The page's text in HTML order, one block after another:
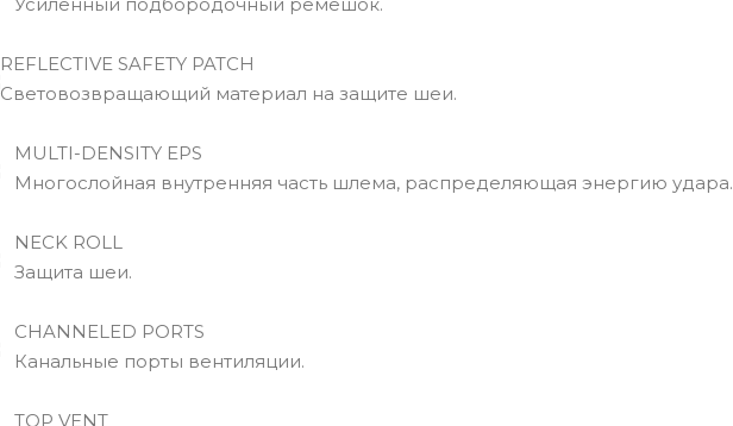
REFLECTIVE SAFETY PATCH
Световозвращающий материал на защите шеи.
MULTI-DENSITY EPS
Многослойная внутренняя часть шлема, распределяющая энергию удара.
NECK ROLL
Защита шеи.
CHANNELED PORTS
Канальные порты вентиляции.
TOP VENT